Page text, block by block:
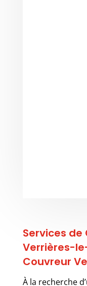
Services
Verrières-
Couvreur
À la recherche